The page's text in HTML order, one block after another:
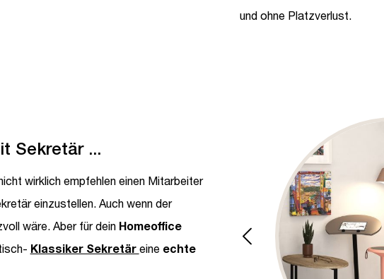
und ohne Platzverlust.
Sekretär ...
wirklich empfehlen einen Mitarbeiter
einzustellen. Auch wenn der
wäre. Aber für dein Homeoffice
Klassiker Sekretär eine echte
Bildergalerie